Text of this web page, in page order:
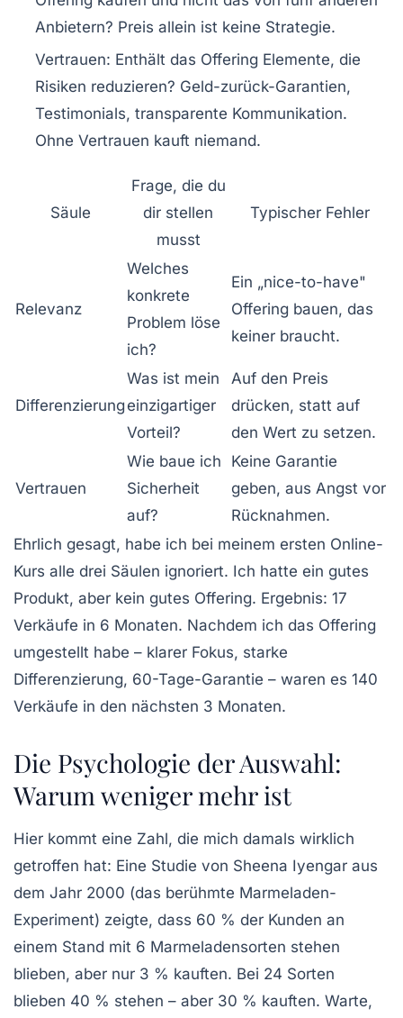
Anbietern? Preis allein ist keine Strategie.
Vertrauen: Enthält das Offering Elemente, die
Risiken reduzieren? Geld-zurück-Garantien,
Testimonials, transparente Kommunikation.
Ohne Vertrauen kauft niemand.
Säule
Frage, die du
dir stellen
musst
Typischer Fehler
Relevanz
Welches
konkrete
Problem löse
ich?
Ein „nice-to-have"
Offering bauen, das
keiner braucht.
Differenzierung
Was ist mein
einzigartiger
Vorteil?
Auf den Preis
drücken, statt auf
den Wert zu setzen.
Vertrauen
Wie baue ich
Sicherheit
auf?
Keine Garantie
geben, aus Angst vor
Rücknahmen.
Ehrlich gesagt, habe ich bei meinem ersten Online-
Kurs alle drei Säulen ignoriert. Ich hatte ein gutes
Produkt, aber kein gutes Offering. Ergebnis: 17
Verkäufe in 6 Monaten. Nachdem ich das Offering
umgestellt habe – klarer Fokus, starke
Differenzierung, 60-Tage-Garantie – waren es 140
Verkäufe in den nächsten 3 Monaten.
Die Psychologie der Auswahl:
Warum weniger mehr ist
Hier kommt eine Zahl, die mich damals wirklich
getroffen hat: Eine Studie von Sheena Iyengar aus
dem Jahr 2000 (das berühmte Marmeladen-
Experiment) zeigte, dass 60 % der Kunden an
einem Stand mit 6 Marmeladensorten stehen
blieben, aber nur 3 % kauften. Bei 24 Sorten
blieben 40 % stehen – aber 30 % kauften. Warte,